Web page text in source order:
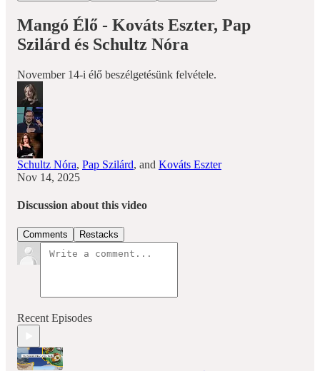
Mangó Élő - Kováts Eszter, Pap
Szilárd és Schultz Nóra
November 14-i élő beszélgetésünk felvétele.
Schultz Nóra, Pap Szilárd, and Kováts Eszter
Nov 14, 2025
Discussion about this video
Comments Restacks
Recent Episodes